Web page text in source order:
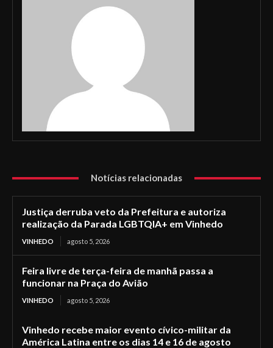
Notícias relacionadas
Justiça derruba veto da Prefeitura e autoriza
realização da Parada LGBTQIA+ em Vinhedo
VINHEDO agosto 5, 2026
Feira livre de terça-feira de manhã passa a
funcionar na Praça do Avião
VINHEDO agosto 5, 2026
Vinhedo recebe maior evento cívico-militar da
América Latina entre os dias 14 e 16 de agosto